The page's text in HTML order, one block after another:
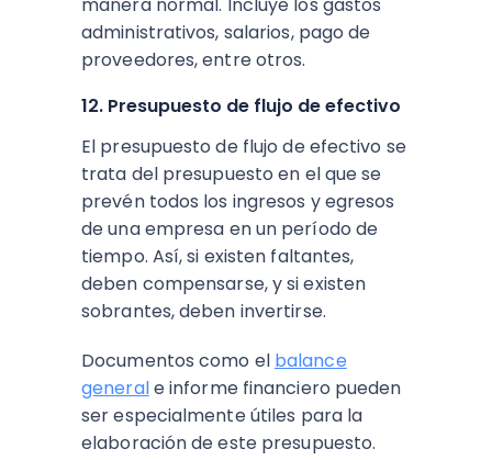
administrativos, salarios, pago de
proveedores, entre otros.
12. Presupuesto de flujo de efectivo
El presupuesto de flujo de efectivo se
trata del presupuesto en el que se
prevén todos los ingresos y egresos
de una empresa en un período de
tiempo. Así, si existen faltantes,
deben compensarse, y si existen
sobrantes, deben invertirse.
Documentos como el balance
generale informe financiero pueden
ser especialmente útiles para la
elaboración de este presupuesto.